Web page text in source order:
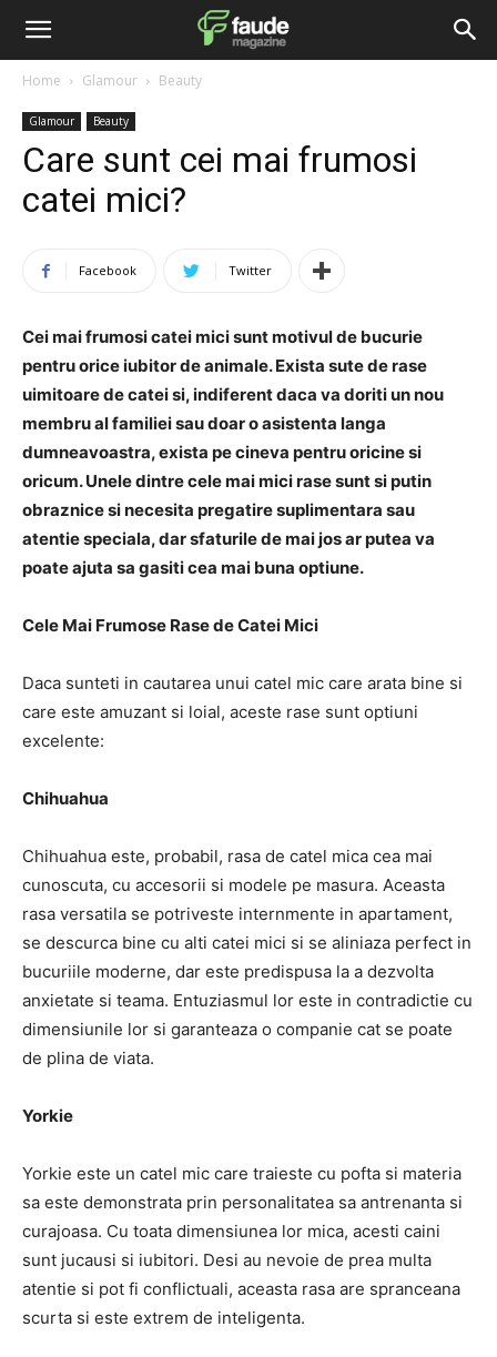
Home Glamour Beauty
Glamour Beauty
Care sunt cei mai frumosi
catei mici?
Facebook Twitter
Cei mai frumosi catei mici sunt motivul de bucurie
pentru orice iubitor de animale. Exista sute de rase
uimitoare de catei si, indiferent daca va doriti un nou
membru al familiei sau doar o asistenta langa
dumneavoastra, exista pe cineva pentru oricine si
oricum. Unele dintre cele mai mici rase sunt si putin
obraznice si necesita pregatire suplimentara sau
atentie speciala, dar sfaturile de mai jos ar putea va
poate ajuta sa gasiti cea mai buna optiune.
Cele Mai Frumose Rase de Catei Mici
Daca sunteti in cautarea unui catel mic care arata bine si
care este amuzant si loial, aceste rase sunt optiuni
excelente:
Chihuahua
Chihuahua este, probabil, rasa de catel mica cea mai
cunoscuta, cu accesorii si modele pe masura. Aceasta
rasa versatila se potriveste internmente in apartament,
se descurca bine cu alti catei mici si se aliniaza perfect in
bucuriile moderne, dar este predispusa la a dezvolta
anxietate si teama. Entuziasmul lor este in contradictie cu
dimensiunile lor si garanteaza o companie cat se poate
de plina de viata.
Yorkie
Yorkie este un catel mic care traieste cu pofta si materia
sa este demonstrata prin personalitatea sa antrenanta si
curajoasa. Cu toata dimensiunea lor mica, acesti caini
sunt jucausi si iubitori. Desi au nevoie de prea multa
atentie si pot fi conflictuali, aceasta rasa are spranceana
scurta si este extrem de inteligenta.